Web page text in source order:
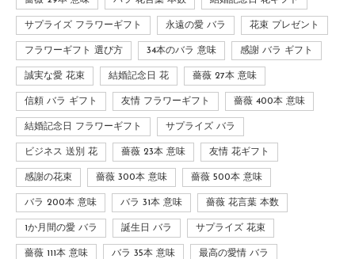
サプライズ フラワーギフト 永遠の愛 バラ 花束 プレゼント
フラワーギフト 選び方 34本のバラ 意味 感謝 バラ ギフト
誠実な愛 花束 結婚記念日 花 薔薇 27本 意味
信頼 バラ ギフト 友情 フラワーギフト 薔薇 400本 意味
結婚記念日 フラワーギフト サプライズ バラ
ビジネス 送別 花 薔薇 23本 意味 友情 花ギフト
感謝の花束 薔薇 300本 意味 薔薇 500本 意味
バラ 200本 意味 バラ 31本 意味 薔薇 花言葉 本数
1か月間の愛 バラ 誕生日 バラ サプライズ 花束
薔薇 111本 意味 バラ 35本 意味 最高の愛情 バラ